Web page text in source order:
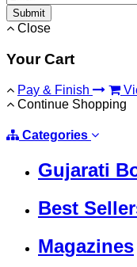
Submit
Close
Your Cart
Pay & Finish
Continue Shopping
Categories
Gujarati
Best
Magazines